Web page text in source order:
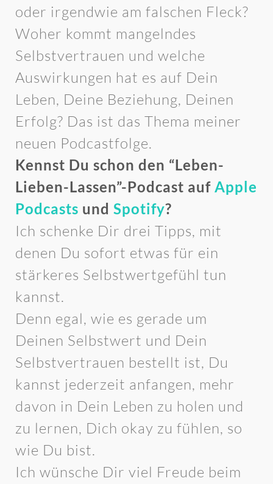
oder irgendwie am falschen Fleck?
Woher kommt mangelndes
Selbstvertrauen und welche
Auswirkungen hat es auf Dein
Leben, Deine Beziehung, Deinen
Erfolg? Das ist das Thema meiner
neuen Podcastfolge.
Kennst Du schon den “Leben-
Lieben-Lassen”-Podcast auf Apple
Podcasts und Spotify?
Ich schenke Dir drei Tipps, mit
denen Du sofort etwas für ein
stärkeres Selbstwertgefühl tun
kannst.
Denn egal, wie es gerade um
Deinen Selbstwert und Dein
Selbstvertrauen bestellt ist, Du
kannst jederzeit anfangen, mehr
davon in Dein Leben zu holen und
zu lernen, Dich okay zu fühlen, so
wie Du bist.
Ich wünsche Dir viel Freude beim